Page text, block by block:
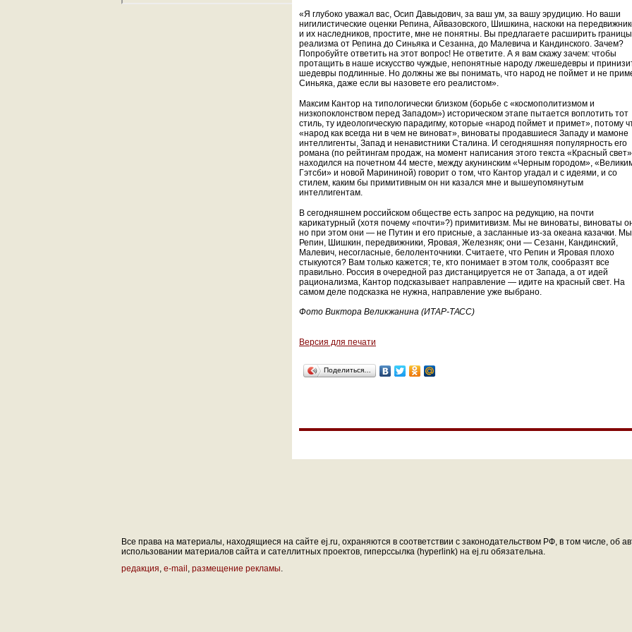
«Я глубоко уважал вас, Осип Давыдович, за ваш ум, за вашу эрудицию. Но ваши
нигилистические оценки Репина, Айвазовского, Шишкина, наскоки на
и их наследников, простите, мне не понятны. Вы предлагаете расширить границы
реализма от Репина до Синьяка и Сезанна, до Малевича и Кандинского. Зачем?
Попробуйте ответить на этот вопрос! Не ответите. А я вам скажу зачем: чтобы
протащить в наше искусство чуждые, непонятные народу лжешедевры и
шедевры подлинные. Но должны же вы понимать, что народ не поймет и не
Синьяка, даже если вы назовете его реалистом».
Максим Кантор на типологически близком (борьбе с «космополитизмом и
низкопоклонством перед Западом») историческом этапе пытается воплотить тот
стиль, ту идеологическую парадигму, которые «народ поймет и примет», потому
«народ как всегда ни в чем не виноват», виноваты продавшиеся Западу и мамоне
интеллигенты, Запад и ненавистники Сталина. И сегодняшняя популярность его
романа (по рейтингам продаж, на момент написания этого текста «Красный свет»
находился на почетном 44 месте, между акунинским «Черным городом»,
Гэтсби» и новой Марининой) говорит о том, что Кантор угадал и с идеями, и со
стилем, каким бы примитивным он ни казался мне и вышеупомянутым
интеллигентам.
В сегодняшнем российском обществе есть запрос на редукцию, на почти
карикатурный (хотя почему «почти»?) примитивизм. Мы не виноваты, виноваты
но при этом они — не Путин и его присные, а засланные из-за океана казачки.
Репин, Шишкин, передвижники, Яровая, Железняк; они — Сезанн, Кандинский,
Малевич, несогласные, белоленточники. Считаете, что Репин и Яровая плохо
стыкуются? Вам только кажется; те, кто понимает в этом толк, сообразят все
правильно. Россия в очередной раз дистанцируется не от Запада, а от идей
рационализма, Кантор подсказывает направление — идите на красный свет. На
самом деле подсказка не нужна, направление уже выбрано.
Фото Виктора Великжанина (ИТАР-ТАСС)
Версия для печати
Поделиться…
Все права на материалы, находящиеся на сайте ej.ru, охраняются в соответствии с законодательством РФ, в том числе, об
использовании материалов сайта и сателлитных проектов, гиперссылка (hyperlink) на ej.ru обязательна.
редакция, e-mail , размещение рекламы.